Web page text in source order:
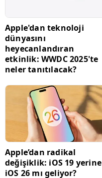
Apple'dan teknoloji
dünyasını
heyecanlandıran
etkinlik: WWDC 2025'te
neler tanıtılacak?
Apple’dan radikal
değişiklik: iOS 19 yerine
iOS 26 mı geliyor?